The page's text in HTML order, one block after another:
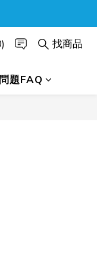
找商品
題FAQ